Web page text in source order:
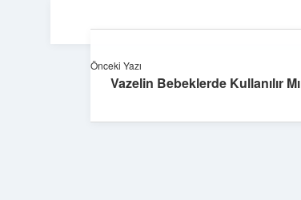
Önceki Yazı
Vazelin Bebeklerde Kullanılır Mı